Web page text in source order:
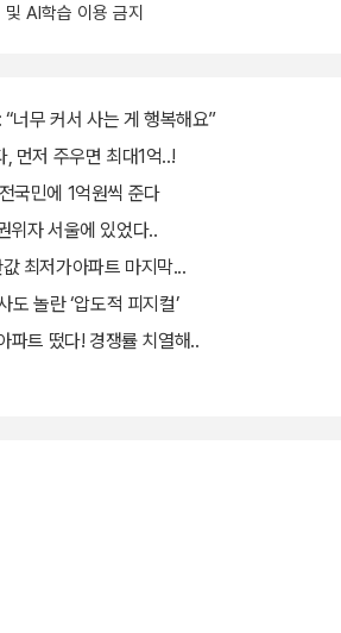
및 AI학습 이용 금지